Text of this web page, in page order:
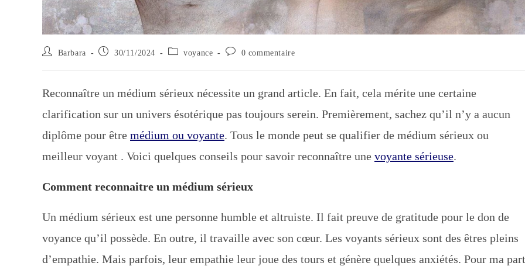
Auteur/autrice
Barbara
Publication
30/11/2024
Post voyance
Commentaires
0 commentaire
Reconnaître un médium sérieux nécessite un grand article. En fait, cela mérite une certaine
clarification sur un univers ésotérique pas toujours serein. Premièrement, sachez qu’il n’y a aucun
diplôme pour être médium ou voyante. Tous le monde peut se qualifier de médium sérieux ou
meilleur voyant . Voici quelques conseils pour savoir reconnaître une voyante sérieuse.
Comment reconnaitre un médium sérieux
Un médium sérieux est une personne humble et altruiste. Il fait preuve de gratitude pour le don de
voyance qu’il possède. En outre, il travaille avec son cœur. Les voyants sérieux sont des êtres pleins
d’empathie. Mais parfois, leur empathie leur joue des tours et génère quelques anxiétés. Pour ma